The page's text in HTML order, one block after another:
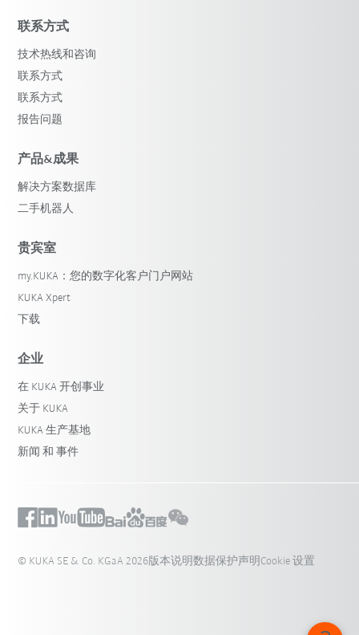
联系方式
技术热线和咨询
联系方式
联系方式
报告问题
产品&成果
解决方案数据库
二手机器人
贵宾室
my.KUKA：您的数字化客户门户网站
KUKA Xpert
下载
企业
在 KUKA 开创事业
关于 KUKA
KUKA 生产基地
新闻 和 事件
© KUKA SE & Co. KGaA 2026版本说明数据保护声明 Cookie 设置